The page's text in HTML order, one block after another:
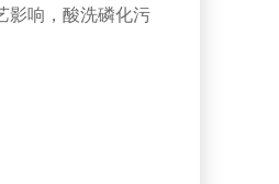
影响，酸洗磷化污